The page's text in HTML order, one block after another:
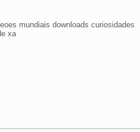
mundiais downloads curiosidades
xa